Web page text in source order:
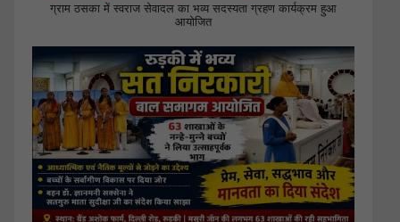
ग्राम ठसका में स्वराज सेवादल का भव्य सदस्यता ग्रहण कार्यक्रम हुआ
आयोजित